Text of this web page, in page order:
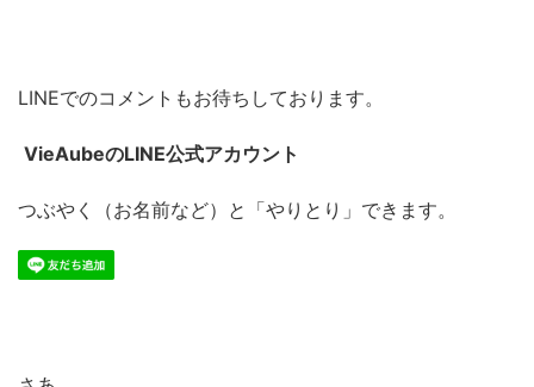
LINEでのコメントもお待ちしております。
VieAubeのLINE公式アカウント
つぶやく（お名前など）と「やりとり」できます。